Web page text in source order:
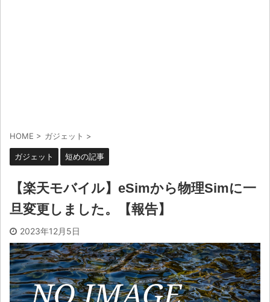
HOME > ガジェット >
ガジェット 短めの記事
【楽天モバイル】eSimから物理Simに一
旦変更しました。【報告】
2023年12月5日